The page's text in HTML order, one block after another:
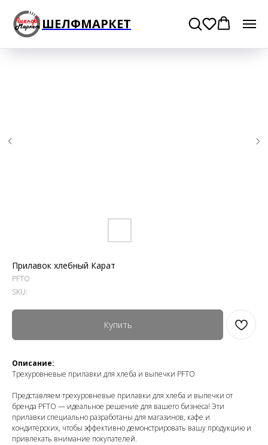
ШЕЛФМАРКЕТ
Прилавок хлебный Карат
PFTO
SKU:
Купить
Описание:
Трехуровневые прилавки для хлеба и выпечки PFTO
Представляем трехуровневые прилавки для хлеба и выпечки от
бренда PFTO — идеальное решение для вашего бизнеса! Эти
прилавки специально разработаны для магазинов, кафе и
кондитерских, чтобы эффективно демонстрировать вашу продукцию и
привлекать внимание покупателей.